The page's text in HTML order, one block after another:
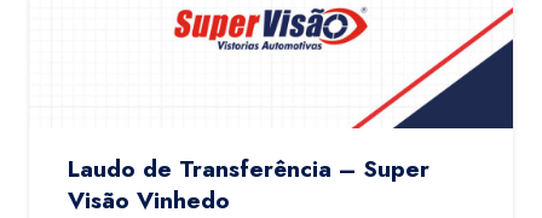
Laudo de Transferência – Super
Visão Vinhedo